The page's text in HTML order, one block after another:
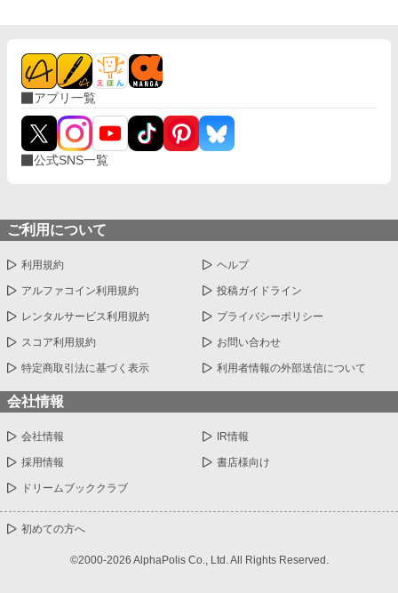
アプリ一覧
公式SNS一覧
ご利用について
利用規約 ヘルプ
アルファコイン利用規約 投稿ガイドライン
レンタルサービス利用規約 プライバシーポリシー
スコア利用規約 お問い合わせ
特定商取引法に基づく表示 利用者情報の外部送信について
会社情報
会社情報 IR情報
採用情報 書店様向け
ドリームブッククラブ
初めての方へ
©2000-2026 AlphaPolis Co., Ltd. All Rights Reserved.